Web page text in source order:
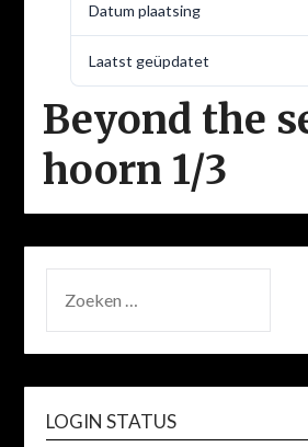
Datum plaatsing
Laatst geüpdatet
Beyond the
hoorn 1/3
NAAR:
LOGIN STATUS